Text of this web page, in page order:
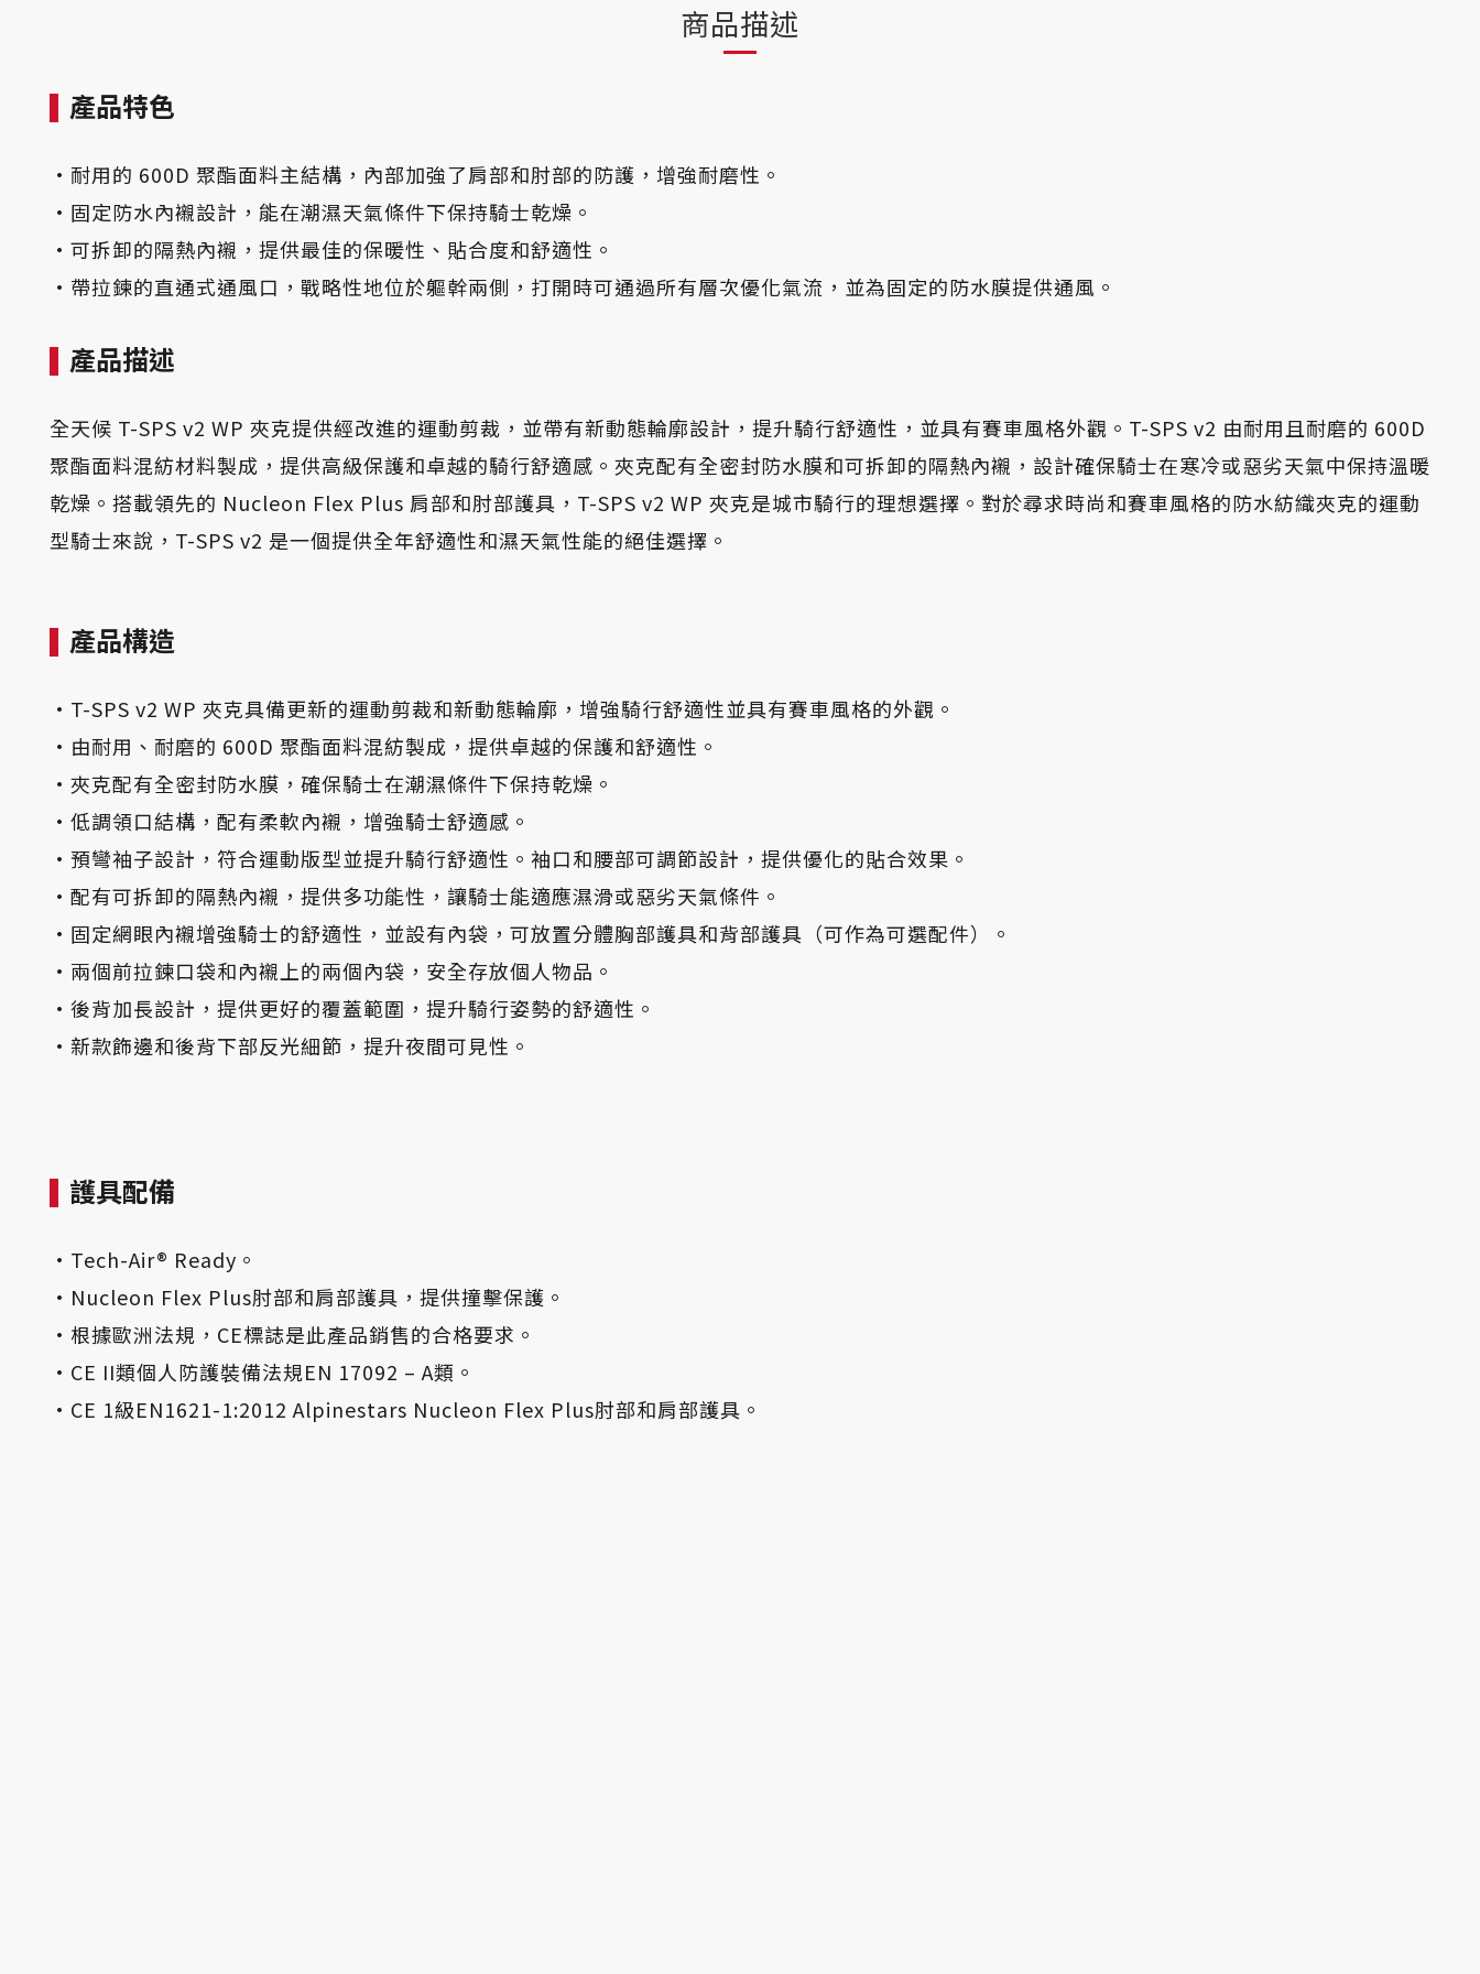
商品描述
產品特色
·耐用的 600D 聚酯面料主結構，內部加強了肩部和肘部的防護，增強耐磨性。
·固定防水內襯設計，能在潮濕天氣條件下保持騎士乾燥。
·可拆卸的隔熱內襯，提供最佳的保暖性、貼合度和舒適性。
·帶拉鍊的直通式通風口，戰略性地位於軀幹兩側，打開時可通過所有層次優化氣流，並為固定的防水膜提供通風。
產品描述
全天候 T-SPS v2 WP 夾克提供經改進的運動剪裁，並帶有新動態輪廓設計，提升騎行舒適性，並具有賽車風格外觀。T-SPS v2 由耐用且耐磨的 600D
聚酯面料混紡材料製成，提供高級保護和卓越的騎行舒適感。夾克配有全密封防水膜和可拆卸的隔熱內襯，設計確保騎士在寒冷或惡劣天氣中保持溫暖
乾燥。搭載領先的 Nucleon Flex Plus 肩部和肘部護具，T-SPS v2 WP 夾克是城市騎行的理想選擇。對於尋求時尚和賽車風格的防水紡織夾克的運動
型騎士來說，T-SPS v2 是一個提供全年舒適性和濕天氣性能的絕佳選擇。
產品構造
·T-SPS v2 WP 夾克具備更新的運動剪裁和新動態輪廓，增強騎行舒適性並具有賽車風格的外觀。
·由耐用、耐磨的 600D 聚酯面料混紡製成，提供卓越的保護和舒適性。
·夾克配有全密封防水膜，確保騎士在潮濕條件下保持乾燥。
·低調領口結構，配有柔軟內襯，增強騎士舒適感。
·預彎袖子設計，符合運動版型並提升騎行舒適性。袖口和腰部可調節設計，提供優化的貼合效果。
·配有可拆卸的隔熱內襯，提供多功能性，讓騎士能適應濕滑或惡劣天氣條件。
·固定網眼內襯增強騎士的舒適性，並設有內袋，可放置分體胸部護具和背部護具（可作為可選配件）。
·兩個前拉鍊口袋和內襯上的兩個內袋，安全存放個人物品。
·後背加長設計，提供更好的覆蓋範圍，提升騎行姿勢的舒適性。
·新款飾邊和後背下部反光細節，提升夜間可見性。
護具配備
·Tech-Air® Ready。
·Nucleon Flex Plus肘部和肩部護具，提供撞擊保護。
·根據歐洲法規，CE標誌是此產品銷售的合格要求。
·CE II類個人防護裝備法規EN 17092 – A類。
·CE 1級EN1621-1:2012 Alpinestars Nucleon Flex Plus肘部和肩部護具。